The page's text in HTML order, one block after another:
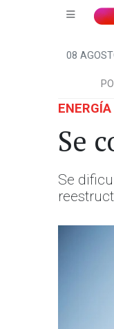
08
Se
Se